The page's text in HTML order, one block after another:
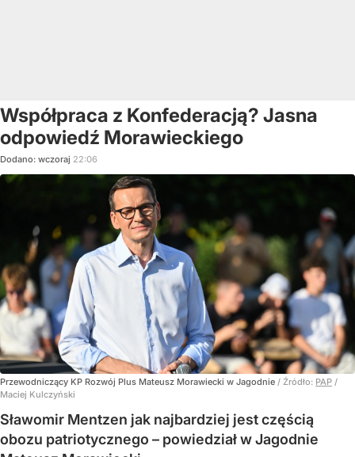
Współpraca z Konfederacją? Jasna
odpowiedź Morawieckiego
Dodano: wczoraj 22:06
Przewodniczący KP Rozwój Plus Mateusz Morawiecki w Jagodnie / Źródło: PAP /
Maciej Kulczyński
Sławomir Mentzen jak najbardziej jest częścią
obozu patriotycznego – powiedział w Jagodnie